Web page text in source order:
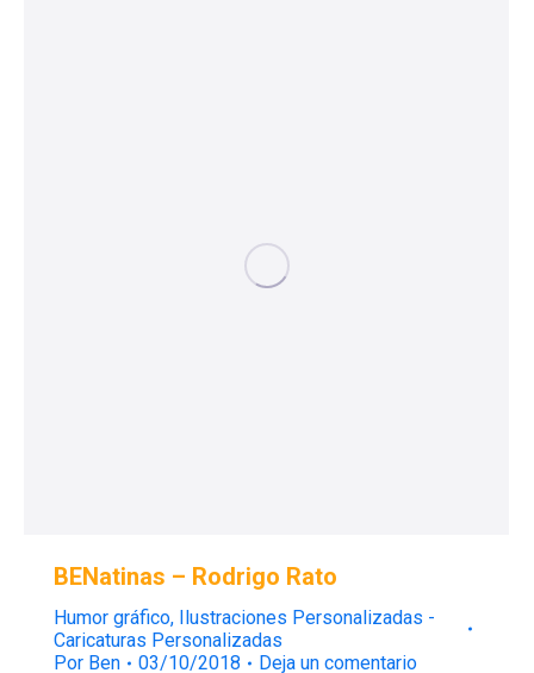
BENatinas – Rodrigo Rato
Humor gráfico,
Ilustraciones Personalizadas -
Caricaturas Personalizadas
Por Ben 03/10/2018 Deja un comentario